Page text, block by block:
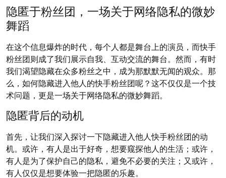
隐匿于粉丝团，一场关于网络隐私的微妙
舞蹈
在这个信息爆炸的时代，每个人都是舞台上的演员，而快手
粉丝团则成了我们展示自我、互动交流的舞台。然而，有时
我们渴望隐藏在众多粉丝之中，成为那默默无闻的观众。那
么，如何隐藏进入他人的快手粉丝团呢？这不仅仅是一个技
术问题，更是一场关于网络隐私的微妙舞蹈。
隐匿背后的动机
首先，让我们深入探讨一下隐藏进入他人快手粉丝团的动
机。或许，有人是出于好奇，想要窥探他人的生活；或许，
有人是为了保护自己的隐私，避免不必要的关注；又或许，
有人仅仅是想要体验一把隐匿的乐趣。